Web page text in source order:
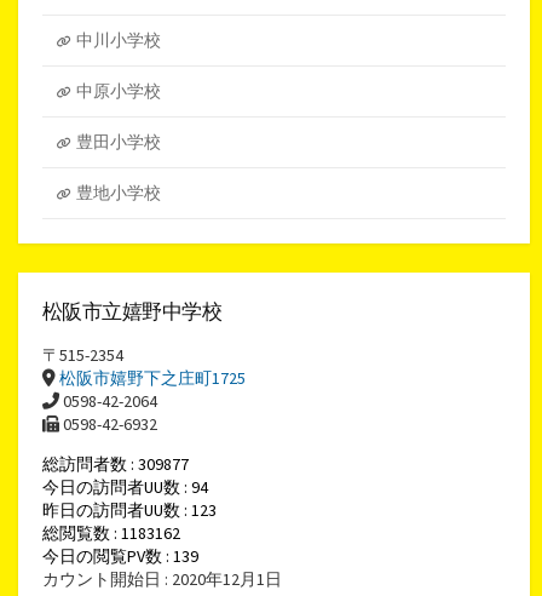
中川小学校
中原小学校
豊田小学校
豊地小学校
松阪市立嬉野中学校
〒515-2354
松阪市嬉野下之庄町1725
0598-42-2064
0598-42-6932
総訪問者数 : 309877
今日の訪問者UU数 : 94
昨日の訪問者UU数 : 123
総閲覧数 : 1183162
今日の閲覧PV数 : 139
カウント開始日 : 2020年12月1日